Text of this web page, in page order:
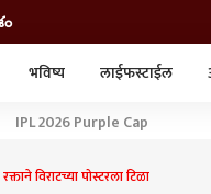
भविष्य लाईफस्टाईल
ऑटो
IPL 2026 Purple Cap
विराटच्या पोस्टरला टिळा